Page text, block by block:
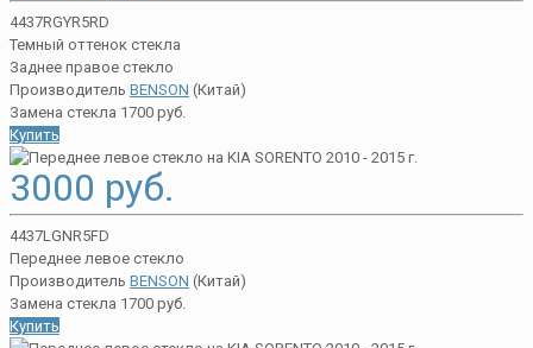
4437RGYR5RD
Темный оттенок стекла
Заднее правое стекло
Производитель BENSON (Китай)
Замена стекла 1700 руб.
Купить
3000 руб.
4437LGNR5FD
Переднее левое стекло
Производитель BENSON (Китай)
Замена стекла 1700 руб.
Купить